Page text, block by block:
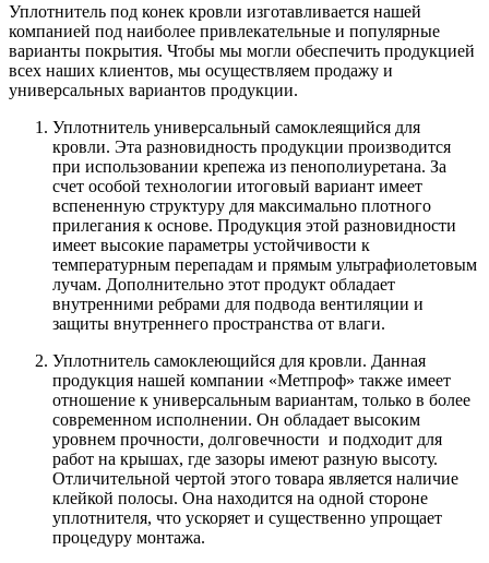
Уплотнитель под конек кровли изготавливается нашей
компанией под наиболее привлекательные и популярные
варианты покрытия. Чтобы мы могли обеспечить продукцией
всех наших клиентов, мы осуществляем продажу и
универсальных вариантов продукции.
Уплотнитель универсальный самоклеящийся для
кровли. Эта разновидность продукции производится
при использовании крепежа из пенополиуретана. За
счет особой технологии итоговый вариант имеет
вспененную структуру для максимально плотного
прилегания к основе. Продукция этой разновидности
имеет высокие параметры устойчивости к
температурным перепадам и прямым ультрафиолетовым
лучам. Дополнительно этот продукт обладает
внутренними ребрами для подвода вентиляции и
защиты внутреннего пространства от влаги.
Уплотнитель самоклеющийся для кровли. Данная
продукция нашей компании «Метпроф» также имеет
отношение к универсальным вариантам, только в более
современном исполнении. Он обладает высоким
уровнем прочности, долговечности и подходит для
работ на крышах, где зазоры имеют разную высоту.
Отличительной чертой этого товара является наличие
клейкой полосы. Она находится на одной стороне
уплотнителя, что ускоряет и существенно упрощает
процедуру монтажа.